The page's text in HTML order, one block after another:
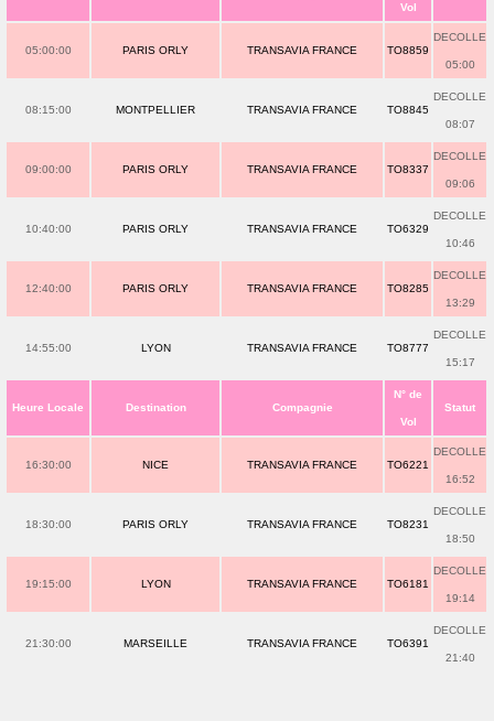
Vol
05:00:00 PARIS ORLY TRANSAVIA FRANCE TO8859
DECOLLE
05:00
08:15:00 MONTPELLIER TRANSAVIA FRANCE TO8845
DECOLLE
08:07
09:00:00 PARIS ORLY TRANSAVIA FRANCE TO8337
DECOLLE
09:06
10:40:00 PARIS ORLY TRANSAVIA FRANCE TO6329
DECOLLE
10:46
12:40:00 PARIS ORLY TRANSAVIA FRANCE TO8285
DECOLLE
13:29
14:55:00 LYON TRANSAVIA FRANCE TO8777
DECOLLE
15:17
Heure Locale Destination Compagnie
N° de
Vol
Statut
16:30:00 NICE TRANSAVIA FRANCE TO6221
DECOLLE
16:52
18:30:00 PARIS ORLY TRANSAVIA FRANCE TO8231
DECOLLE
18:50
19:15:00 LYON TRANSAVIA FRANCE TO6181
DECOLLE
19:14
21:30:00 MARSEILLE TRANSAVIA FRANCE TO6391
DECOLLE
21:40